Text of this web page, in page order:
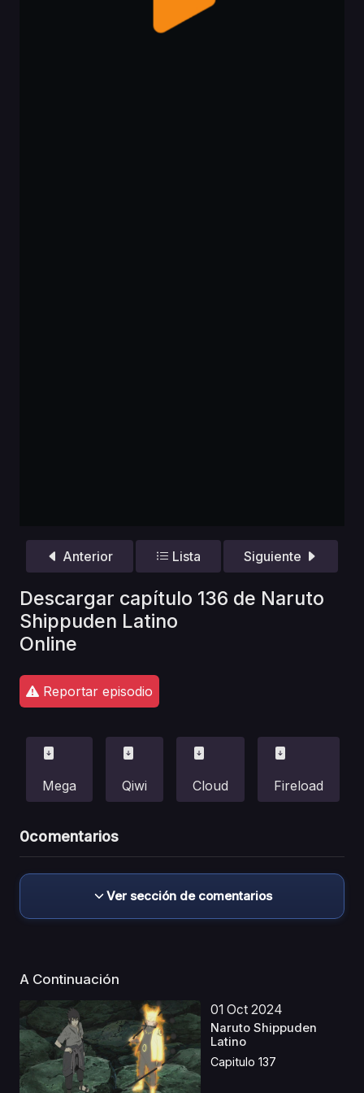
Anterior Lista Siguiente
Descargar capítulo 136 de Naruto
Shippuden Latino
Online
Reportar episodio
Mega Qiwi Cloud Fireload
0comentarios
Ver sección de comentarios
A Continuación
01 Oct 2024
Naruto Shippuden
Latino
Capitulo 137